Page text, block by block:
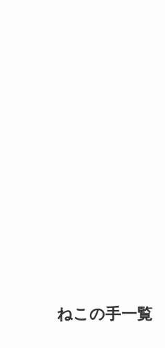
ねこの手一覧